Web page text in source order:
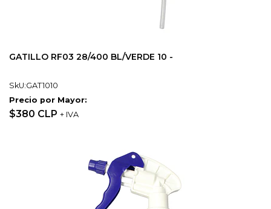
GATILLO RF03 28/400 BL/VERDE 10 -
SkU:GAT1010
Precio por Mayor:
$380 CLP + IVA